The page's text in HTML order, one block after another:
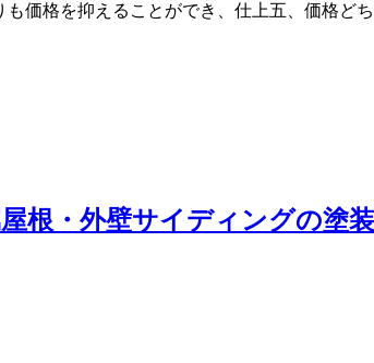
価格を抑えることができ、仕上五、価格どち
根・外壁サイディングの塗